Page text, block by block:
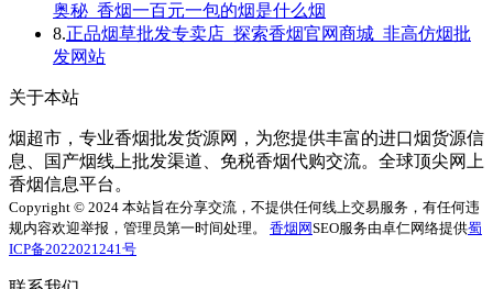
奥秘_香烟一百元一包的烟是什么烟
8.正品烟草批发专卖店_探索香烟官网商城_非高仿烟批
发网站
关于本站
烟超市，专业香烟批发货源网，为您提供丰富的进口烟货源信
息、国产烟线上批发渠道、免税香烟代购交流。全球顶尖网上
香烟信息平台。
Copyright © 2024 本站旨在分享交流，不提供任何线上交易服务，有任何违
规内容欢迎举报，管理员第一时间处理。 香烟网SEO服务由卓仁网络提供蜀
ICP备2022021241号